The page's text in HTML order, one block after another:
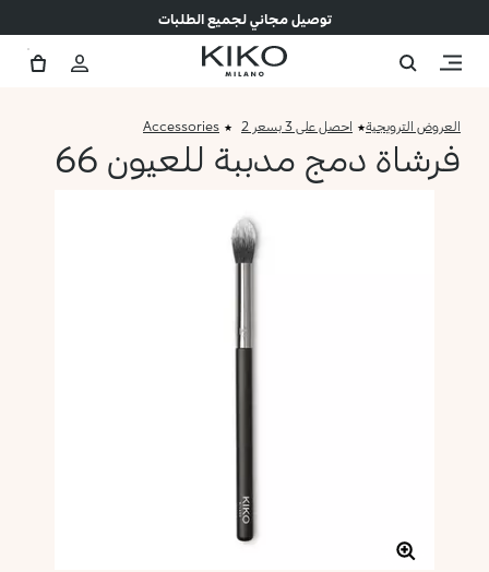
توصيل مجاني لجميع الطلبات
العروض الترويجية احصل على 3 بسعر 2 Accessories
فرشاة دمج مدببة للعيون 66